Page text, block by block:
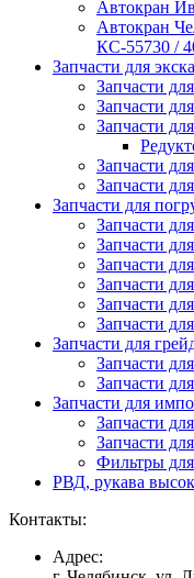
Автокран
Автокран
КС-55730 /
Запчасти для
Запчасти
Запчасти
Запчасти
Запчасти
Запчасти
Запчасти для
Запчасти
Запчасти
Запчасти
Запчасти
Запчасти
Запчасти
Запчасти для
Запчасти
Запчасти
Запчасти для
Запчасти
Запчасти
Фильтры
РВД, рукава
Контакты:
Адрес: